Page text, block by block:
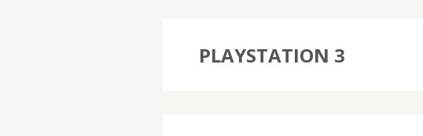
PLAYSTATION 3